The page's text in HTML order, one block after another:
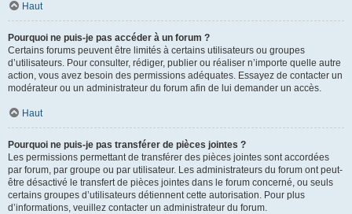
Haut
Pourquoi ne puis-je pas accéder à un forum ?
Certains forums peuvent être limités à certains utilisateurs ou groupes
d’utilisateurs. Pour consulter, rédiger, publier ou réaliser n’importe quelle autre
action, vous avez besoin des permissions adéquates. Essayez de contacter un
modérateur ou un administrateur du forum afin de lui demander un accès.
Haut
Pourquoi ne puis-je pas transférer de pièces jointes ?
Les permissions permettant de transférer des pièces jointes sont accordées
par forum, par groupe ou par utilisateur. Les administrateurs du forum ont peut-
être désactivé le transfert de pièces jointes dans le forum concerné, ou seuls
certains groupes d’utilisateurs détiennent cette autorisation. Pour plus
d’informations, veuillez contacter un administrateur du forum.